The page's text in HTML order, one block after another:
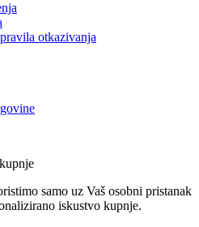
otkazivanja
samo uz Vaš osobni pristanak
iskustvo kupnje.